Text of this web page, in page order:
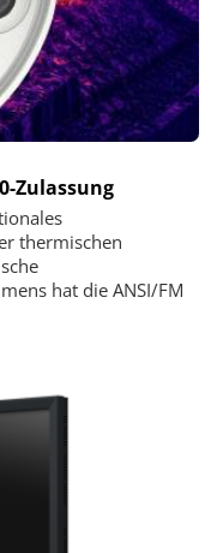
Zulassung
thermischen
hat die ANSI/FM